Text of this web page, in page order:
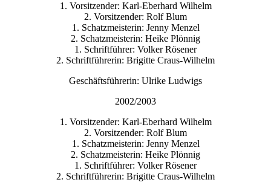
1. Vorsitzender: Karl-Eberhard Wilhelm
2. Vorsitzender: Rolf Blum
1. Schatzmeisterin: Jenny Menzel
2. Schatzmeisterin: Heike Plönnig
1. Schriftführer: Volker Rösener
2. Schriftführerin: Brigitte Craus-Wilhelm
Geschäftsführerin: Ulrike Ludwigs
2002/2003
1. Vorsitzender: Karl-Eberhard Wilhelm
2. Vorsitzender: Rolf Blum
1. Schatzmeisterin: Jenny Menzel
2. Schatzmeisterin: Heike Plönnig
1. Schriftführer: Volker Rösener
2. Schriftführerin: Brigitte Craus-Wilhelm